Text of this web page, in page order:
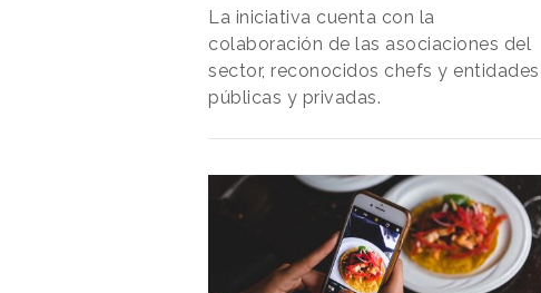
La iniciativa cuenta con la
colaboración de las asociaciones del
sector, reconocidos chefs y entidades
públicas y privadas.